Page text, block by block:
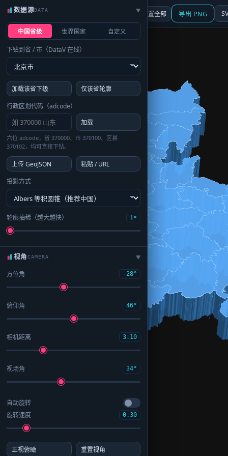
☰ 面板 地图 重置全部 导出 PNG
数据源DATA ▶
中国省级 世界国家 自定义
下钻到省 / 市（DataV 在线）
加载该省下级
仅该省轮廓
行政区划代码（adcode）
加载
六位 adcode，省 370000、市 370100、区县
370102，均可直接下钻。
上传 GeoJSON
粘贴 / URL
投影方式
轮廓抽稀（越大越快） 1×
视角CAMERA ▶
方位角 -28°
俯仰角 46°
相机距离 3.10
视场角 34°
自动旋转
旋转速度
0.30
正视俯瞰 重置视角